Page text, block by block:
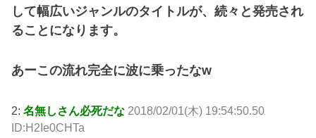
して幅広いジャンルのタイトルが、続々と発売され
ることになります。
あーこの流れ完全に波に乗ったなw
2:名無しさん必死だな 2018/02/01(木) 19:54:50.50
ID:H2Ie0CHTa